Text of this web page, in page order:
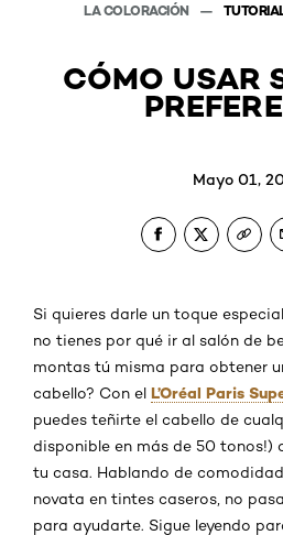
LA COLORACIÓN
CÓMO USAR
Mayo 01,
Si quieres darle un toque
no tienes por qué ir al salón de
montas tú misma para obtener
cabello? Con el L’Oréal Paris
puedes teñirte el cabello de
disponible en más de 50 tonos!)
tu casa. Hablando de
novata en tintes caseros, no
para ayudarte. Sigue leyendo